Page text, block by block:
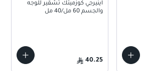
اينيرجي كوزميتك تشقير للوجه
والجسم 60 مل/40 مل
40.25